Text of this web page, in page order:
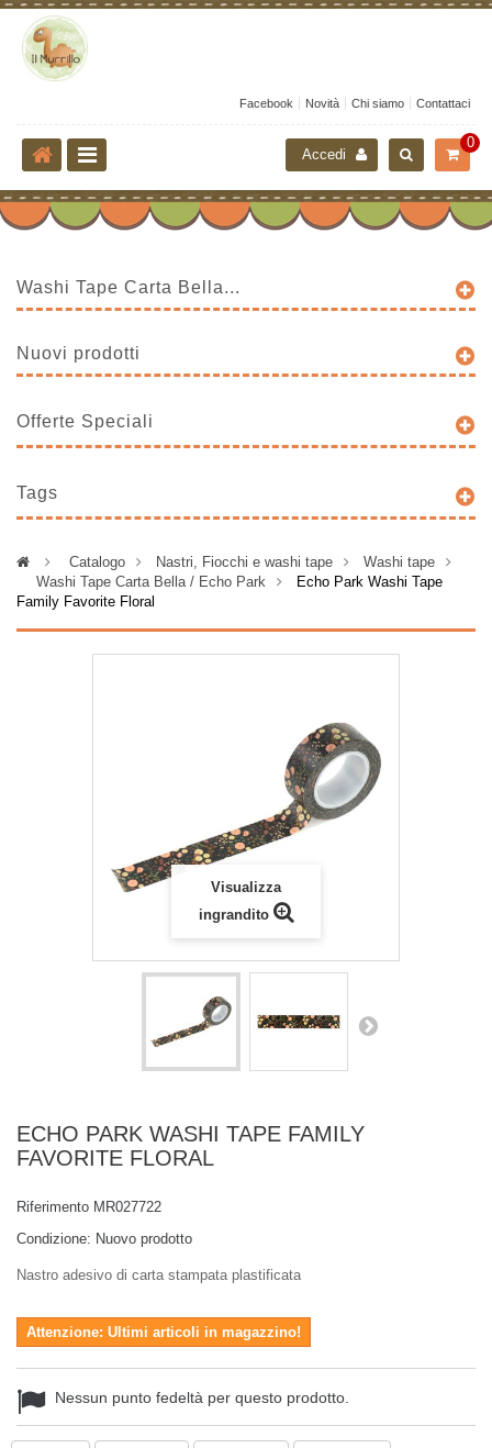
Facebook Novità Chi siamo Contattaci
0
Accedi
Washi Tape Carta Bella...
Nuovi prodotti
Offerte Speciali
Tags
> Catalogo > Nastri, Fiocchi e washi tape >
Washi tape
Washi Tape Carta Bella / Echo Park >
Echo Park Washi Tape
Family Favorite Floral
Visualizza
ingrandito
ECHO PARK WASHI TAPE FAMILY
FAVORITE FLORAL
Riferimento MR027722
Condizione: Nuovo prodotto
Nastro adesivo di carta stampata plastificata
Attenzione: Ultimi articoli in magazzino!
Nessun punto fedeltà per questo prodotto.